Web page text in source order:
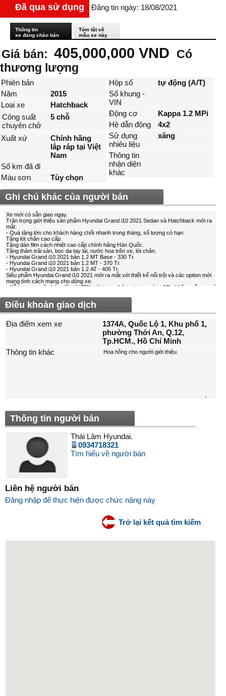
Đã qua sử dụng Đăng tin ngày: 18/08/2021
Thông tin
xe đang chào bán
Tóm tắt về
mẫu xe này
Giá bán: 405,000,000 VND
Có
thương lượng
Phiên bản
Năm
2015
Loại xe
Hatchback
Công suất
chuyên chở
5 chỗ
Xuất xứ
Chính hãng
lắp ráp tại Việt
Nam
Số km đã đi
Màu sơn
Tùy chọn
Hộp số
tự động (A/T)
Số khung -
VIN
Động cơ
Kappa 1.2 MPi
Hệ dẫn động
4x2
Sử dụng
nhiêu liệu
xăng
Thông tin
nhận diện
khác
Ghi chú khác của người bán
Điều khoản giao dịch
Địa điểm xem xe
1374A, Quốc Lộ 1, Khu phố 1,
phường Thới An, Q.12,
Tp.HCM., Hồ Chí Minh
Thông tin khác
Thông tin người bán
Thái Lâm Hyundai.
0934718321
Tìm hiểu về người bán
Liên hệ người bán
Đăng nhập để thực hiện được chức năng này
Trở lại kết quả tìm kiếm